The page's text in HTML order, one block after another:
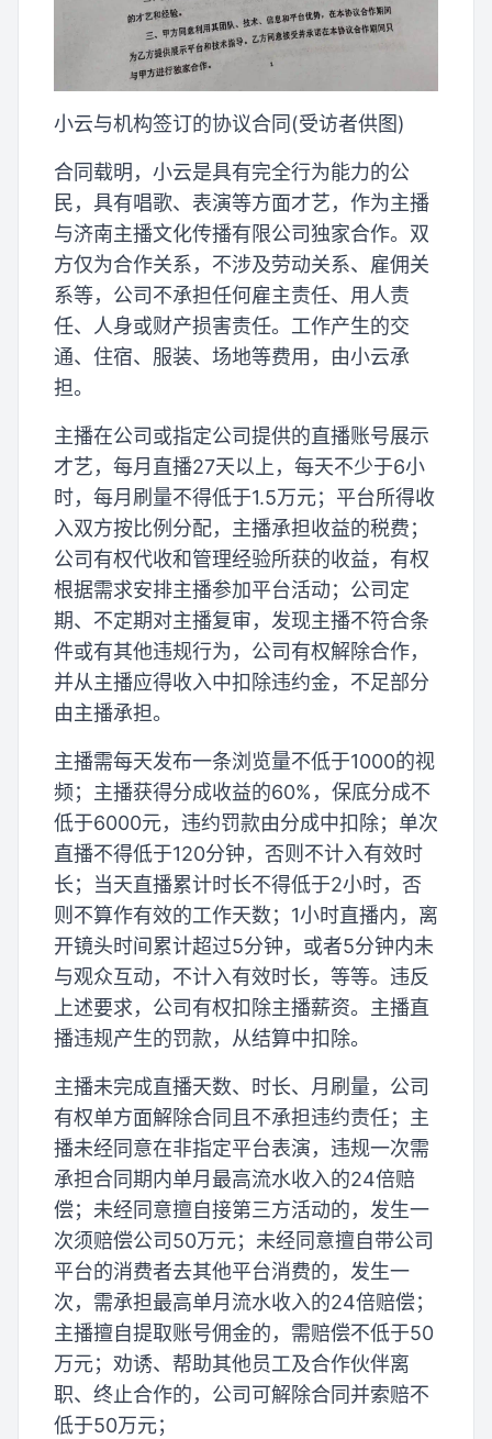
小云与机构签订的协议合同(受访者供图)
合同载明，小云是具有完全行为能力的公
民，具有唱歌、表演等方面才艺，作为主播
与济南主播文化传播有限公司独家合作。双
方仅为合作关系，不涉及劳动关系、雇佣关
系等，公司不承担任何雇主责任、用人责
任、人身或财产损害责任。工作产生的交
通、住宿、服装、场地等费用，由小云承
担。
主播在公司或指定公司提供的直播账号展示
才艺，每月直播27天以上，每天不少于6小
时，每月刷量不得低于1.5万元；平台所得收
入双方按比例分配，主播承担收益的税费；
公司有权代收和管理经验所获的收益，有权
根据需求安排主播参加平台活动；公司定
期、不定期对主播复审，发现主播不符合条
件或有其他违规行为，公司有权解除合作，
并从主播应得收入中扣除违约金，不足部分
由主播承担。
主播需每天发布一条浏览量不低于1000的视
频；主播获得分成收益的60%，保底分成不
低于6000元，违约罚款由分成中扣除；单次
直播不得低于120分钟，否则不计入有效时
长；当天直播累计时长不得低于2小时，否
则不算作有效的工作天数；1小时直播内，离
开镜头时间累计超过5分钟，或者5分钟内未
与观众互动，不计入有效时长，等等。违反
上述要求，公司有权扣除主播薪资。主播直
播违规产生的罚款，从结算中扣除。
主播未完成直播天数、时长、月刷量，公司
有权单方面解除合同且不承担违约责任；主
播未经同意在非指定平台表演，违规一次需
承担合同期内单月最高流水收入的24倍赔
偿；未经同意擅自接第三方活动的，发生一
次须赔偿公司50万元；未经同意擅自带公司
平台的消费者去其他平台消费的，发生一
次，需承担最高单月流水收入的24倍赔偿；
主播擅自提取账号佣金的，需赔偿不低于50
万元；劝诱、帮助其他员工及合作伙伴离
职、终止合作的，公司可解除合同并索赔不
低于50万元；